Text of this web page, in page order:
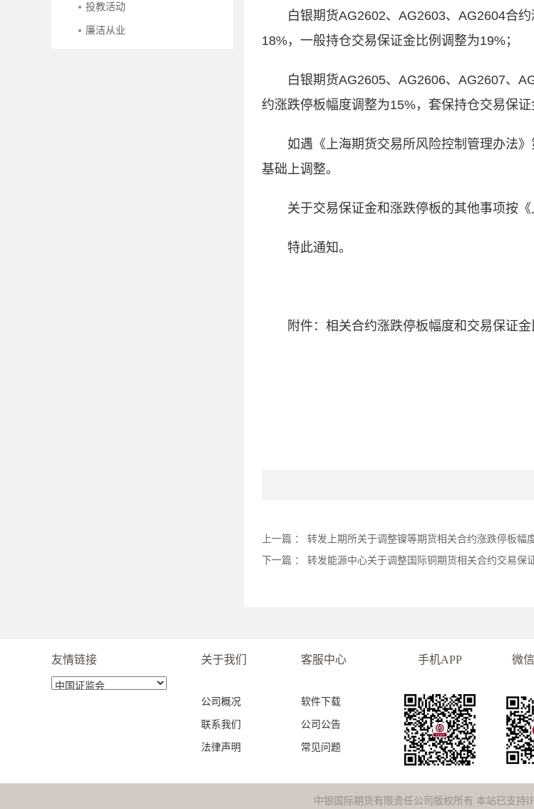
投教活动
廉洁从业
白银期货AG2602、AG2603、AG2604合
18%，一般持仓交易保证金比例调整为19%；
白银期货AG2605、AG2606、AG2607、
约涨跌停板幅度调整为15%，套保持仓交易保
如遇《上海期货交易所风险控制管理办法
基础上调整。
关于交易保证金和涨跌停板的其他事项按
特此通知。
附件： 相关合约涨跌停板幅度和交易保证
上一篇 ： 转发上期所关于调整镍等期货相关合约涨跌停板幅
下一篇 ： 转发能源中心关于调整国际铜期货相关合约交易保
友情链接 关于我们
公司概况
联系我们
法律声明
客服中心
软件下载
公司公告
常见问题
手机APP 微
中银国际期货有限责任公司版权所有 本站已支持